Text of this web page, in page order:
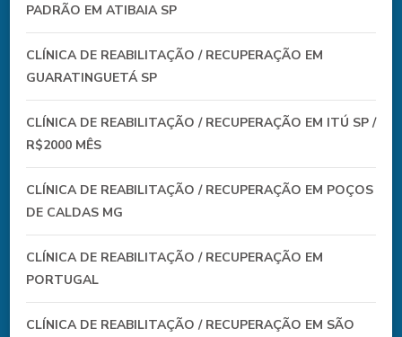
PADRÃO EM ATIBAIA SP
CLÍNICA DE REABILITAÇÃO / RECUPERAÇÃO EM
GUARATINGUETÁ SP
CLÍNICA DE REABILITAÇÃO / RECUPERAÇÃO EM ITÚ SP /
R$2000 MÊS
CLÍNICA DE REABILITAÇÃO / RECUPERAÇÃO EM POÇOS
DE CALDAS MG
CLÍNICA DE REABILITAÇÃO / RECUPERAÇÃO EM
PORTUGAL
CLÍNICA DE REABILITAÇÃO / RECUPERAÇÃO EM SÃO